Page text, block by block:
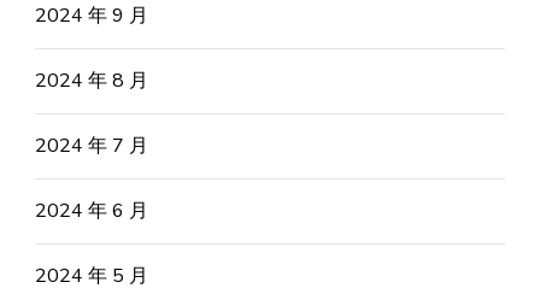
2024 年 9 月
2024 年 8 月
2024 年 7 月
2024 年 6 月
2024 年 5 月